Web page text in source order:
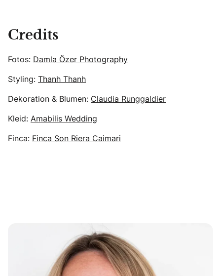
Credits
Fotos: Damla Özer Photography
Styling: Thanh Thanh
Dekoration & Blumen: Claudia Runggaldier
Kleid: Amabilis Wedding
Finca: Finca Son Riera Caimari